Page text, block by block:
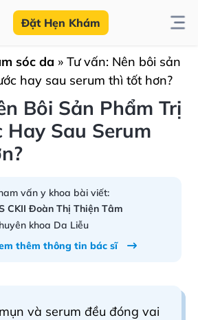
Đặt Hẹn Khám
sóc da » Tư vấn: Nên bôi sản
hay sau serum thì tốt hơn?
Bôi Sản Phẩm Trị
Hay Sau Serum
vấn y khoa bài viết:
CKII Đoàn Thị Thiện Tâm
khoa Da Liễu
thêm thông tin bác sĩ
và serum đều đóng vai